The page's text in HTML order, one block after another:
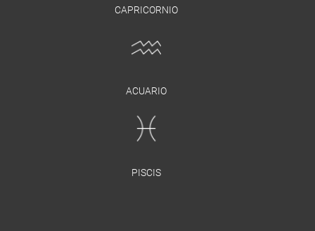
CAPRICORNIO
ACUARIO
PISCIS